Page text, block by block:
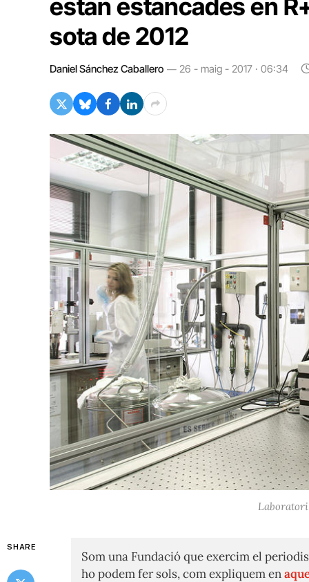
estan estancades en
sota de 2012
Daniel Sánchez Caballero 26 - maig - 2017 · 06:34
Laboratori
SHARE
Som una Fundació que exercim el
ho podem fer sols, com expliquem en